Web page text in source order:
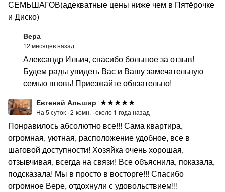
СЕМЬШАГОВ(адекватные цены ниже чем в Пятёрочке
и Диско)
Вера
12 месяцев назад
Александр Ильич, спасибо большое за отзыв!
Будем рады увидеть Вас и Вашу замечательную
семью вновь! Приезжайте обязательно!
Евгений Альшир
На 5 суток ·2-комн. ·около 1 года назад
Понравилось абсолютно все!!! Сама квартира,
огромная, уютная, расположение удобное, все в
шаговой доступности! Хозяйка очень хорошая,
отзывчивая, всегда на связи! Все объяснила, показала,
подсказала! Мы в просто в восторге!!! Спасибо
огромное Вере, отдохнули с удовольствием!!!